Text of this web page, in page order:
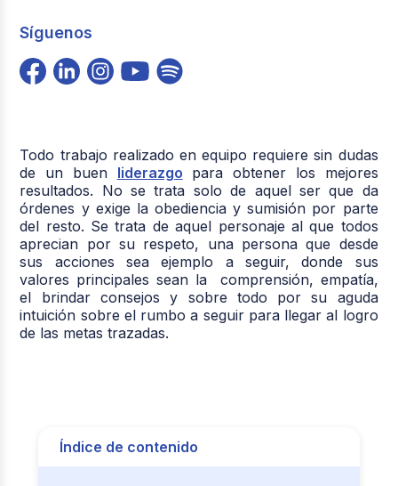
Síguenos
Todo trabajo realizado en equipo requiere sin dudas
de un buen liderazgo para obtener los mejores
resultados. No se trata solo de aquel ser que da
órdenes y exige la obediencia y sumisión por parte
del resto. Se trata de aquel personaje al que todos
aprecian por su respeto, una persona que desde
sus acciones sea ejemplo a seguir, donde sus
valores principales sean la comprensión, empatía,
el brindar consejos y sobre todo por su aguda
intuición sobre el rumbo a seguir para llegar al logro
de las metas trazadas.
Índice de contenido